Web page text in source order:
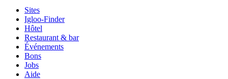
Sites
Igloo-Finder
Hôtel
Restaurant & bar
Événements
Bons
Jobs
Aide